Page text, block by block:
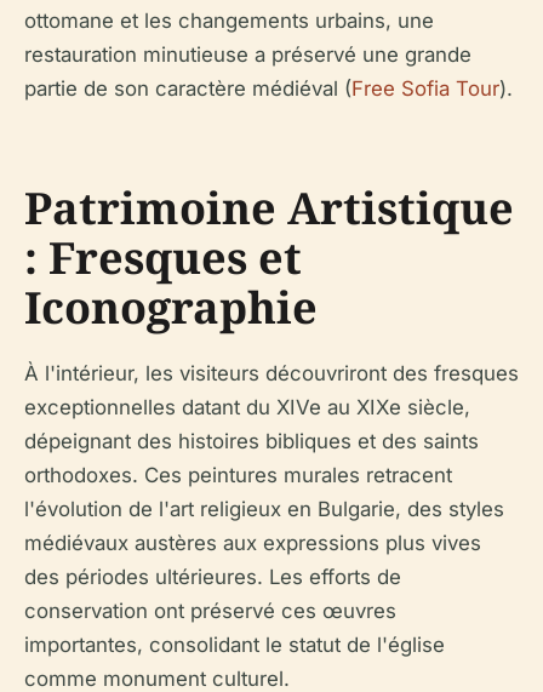
ottomane et les changements urbains, une
restauration minutieuse a préservé une grande
partie de son caractère médiéval (Free Sofia Tour).
Patrimoine Artistique
: Fresques et
Iconographie
À l'intérieur, les visiteurs découvriront des fresques
exceptionnelles datant du XIVe au XIXe siècle,
dépeignant des histoires bibliques et des saints
orthodoxes. Ces peintures murales retracent
l'évolution de l'art religieux en Bulgarie, des styles
médiévaux austères aux expressions plus vives
des périodes ultérieures. Les efforts de
conservation ont préservé ces œuvres
importantes, consolidant le statut de l'église
comme monument culturel.